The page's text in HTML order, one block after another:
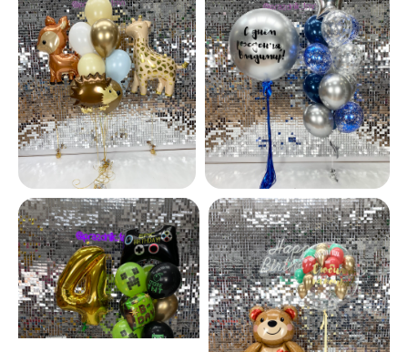
ИП Батырева Марина Александровна,
ИНН 720413822766, ОГРНИП
325723200064191
Политика обработки ПД
Согласие на обработку ПД
Политика Cookie
Согласие на рекламную рассылку
Разработка сайта